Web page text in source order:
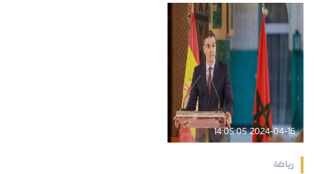
2024-04-16 14:05:05
رياضة